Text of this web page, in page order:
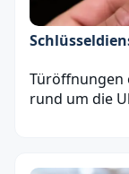
Türöffnungen
rund um die